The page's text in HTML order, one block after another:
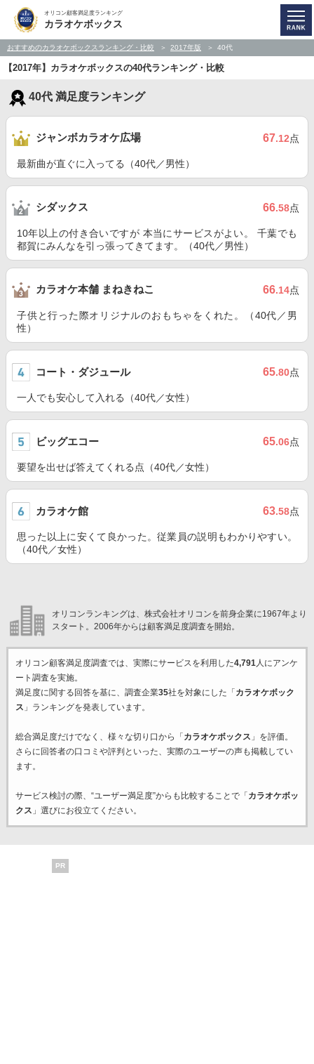
オリコン顧客満足度ランキング
カラオケボックス
おすすめのカラオケボックスランキング・比較 2017年版 40代
【2017年】カラオケボックスの40代ランキング・比較
40代 満足度ランキング
ジャンボカラオケ広場 67.12点
最新曲が直ぐに入ってる（40代／男性）
シダックス 66.58点
10年以上の付き合いですが 本当にサービスがよい。 千葉でも
都賀にみんなを引っ張ってきてます。（40代／男性）
カラオケ本舗 まねきねこ 66.14点
子供と行った際オリジナルのおもちゃをくれた。（40代／男
性）
コート・ダジュール 65.80点
一人でも安心して入れる（40代／女性）
ビッグエコー 65.06点
要望を出せば答えてくれる点（40代／女性）
カラオケ館 63.58点
思った以上に安くて良かった。従業員の説明もわかりやすい。
（40代／女性）
オリコンランキングは、株式会社オリコンを前身企業に1967年より
スタート。2006年からは顧客満足度調査を開始。
オリコン顧客満足度調査では、実際にサービスを利用した4,791人にアンケ
ート調査を実施。
満足度に関する回答を基に、調査企業35社を対象にした「 カラオケボック
ス 」ランキングを発表しています。
総合満足度だけでなく、様々な切り口から「 カラオケボックス 」を評価。
さらに回答者の口コミや評判といった、実際のユーザーの声も掲載してい
ます。
サービス検討の際、“ユーザー満足度”からも比較することで「 カラオケボッ
クス 」選びにお役立てください。
PR